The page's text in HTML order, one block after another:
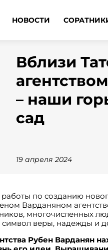
НОВОСТИ
Вблизи
– наши
сад
19 апреля 2024
по созданию
Варданяном
многочисленных
веры, надежды и
Рубен Варданян